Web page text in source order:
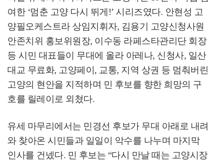
여한 ‘멈춘 고양 다시 뛰게 !’ 시리즈였다. 안현성 고
양필오케스트라 상임지휘자, 김용기 고양신청사원
안존치위 홍보위원장, 이수동 라페스타관리단 회장
등 시민 대표들이 무대에 올라 아레나, 신청사, 일산
대교 무료화, 고양페이 , 교통, 지역 상권 등 멈춰버린
고양의 현안을 지적하며 민 후보를 향한 희망의 구
호를 릴레이로 외쳤다.
유세 마무리에서는 민경선 후보가 무대 아래로 내려
와 찾아온 시민들과 일일이 악수를 나누며 마지막
인사를 건넸다. 민 후보는 “다시 만날 때는 고양시장